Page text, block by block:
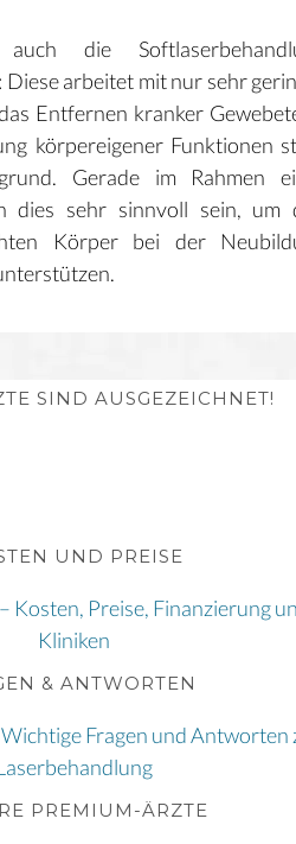
die
arbeitet mit nur sehr
Entfernen kranker
körpereigener Funktionen
Gerade im Rahmen
dies sehr sinnvoll sein, um
Körper bei der
SIND AUSGEZEICHNET!
UND PREISE
Kosten, Preise, Finanzierung
Kliniken
& ANTWORTEN
Fragen und Antworten
PREMIUM-ÄRZTE